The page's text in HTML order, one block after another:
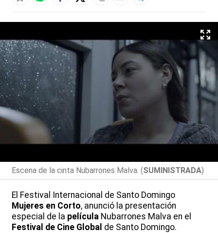
Escena de la cinta Nubarrones Malva. (SUMINISTRADA)
El Festival Internacional de Santo Domingo
Mujeres en Corto, anunció la presentación
especial de la película Nubarrones Malva en el
Festival de Cine Global de Santo Domingo.